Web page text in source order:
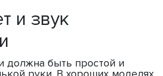
и звук
быть простой и